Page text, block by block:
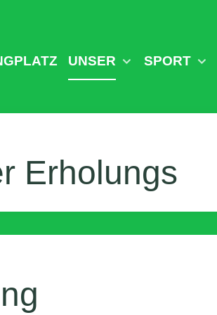
UNSER SPORT
Erholungs